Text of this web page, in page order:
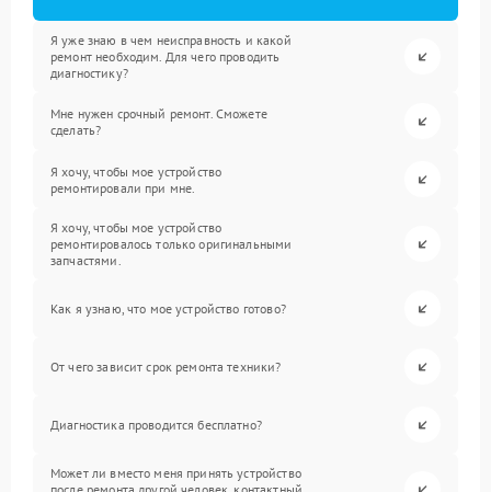
Я уже знаю в чем неисправность и какой
ремонт необходим. Для чего проводить
диагностику?
Мне нужен срочный ремонт. Сможете
сделать?
Я хочу, чтобы мое устройство
ремонтировали при мне.
Я хочу, чтобы мое устройство
ремонтировалось только оригинальными
запчастями.
Как я узнаю, что мое устройство готово?
От чего зависит срок ремонта техники?
Диагностика проводится бесплатно?
Может ли вместо меня принять устройство